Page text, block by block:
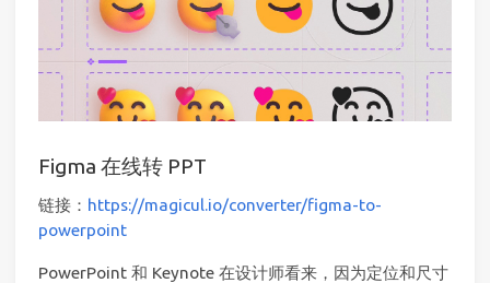
Figma 在线转 PPT
链接： https://magicul.io/converter/figma-to-
powerpoint
PowerPoint 和 Keynote 在设计师看来，因为定位和尺寸